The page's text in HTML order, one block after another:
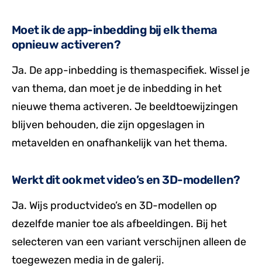
Moet ik de app-inbedding bij elk thema
opnieuw activeren?
Ja. De app-inbedding is themaspecifiek. Wissel je
van thema, dan moet je de inbedding in het
nieuwe thema activeren. Je beeldtoewijzingen
blijven behouden, die zijn opgeslagen in
metavelden en onafhankelijk van het thema.
Werkt dit ook met video’s en 3D-modellen?
Ja. Wijs productvideo’s en 3D-modellen op
dezelfde manier toe als afbeeldingen. Bij het
selecteren van een variant verschijnen alleen de
toegewezen media in de galerij.